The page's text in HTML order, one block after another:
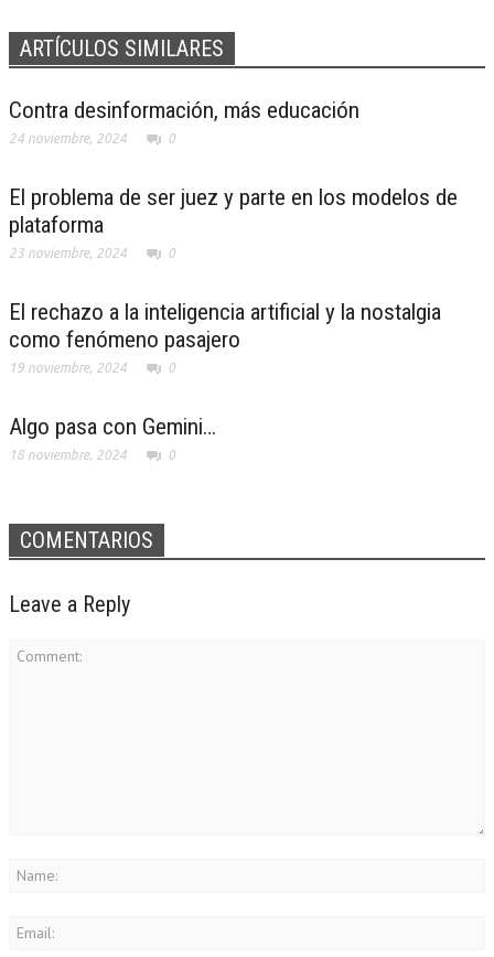
ARTÍCULOS SIMILARES
Contra desinformación, más educación
24 noviembre, 2024 0
El problema de ser juez y parte en los modelos de
plataforma
23 noviembre, 2024 0
El rechazo a la inteligencia artificial y la nostalgia
como fenómeno pasajero
19 noviembre, 2024 0
Algo pasa con Gemini…
18 noviembre, 2024 0
COMENTARIOS
Leave a Reply